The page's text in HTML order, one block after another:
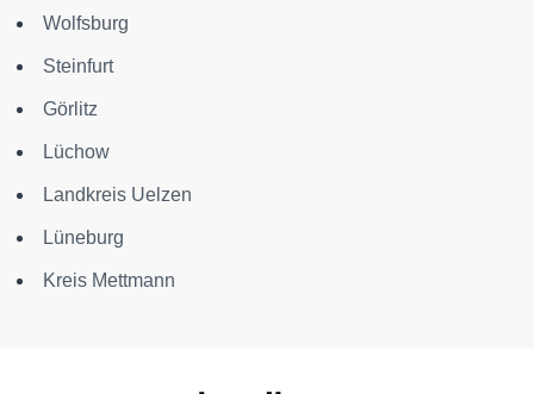
Wolfsburg
Steinfurt
Görlitz
Lüchow
Landkreis Uelzen
Lüneburg
Kreis Mettmann